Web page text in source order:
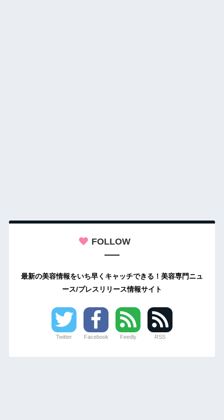
FOLLOW
最新の美容情報をいち早くキャッチできる！美容専門ニュ
ース/プレスリリース情報サイト
Twitter Facebook Feedly RSS